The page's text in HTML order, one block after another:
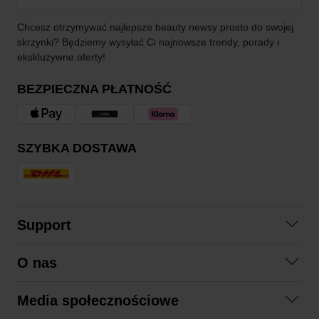
Chcesz otrzymywać najlepsze beauty newsy prosto do swojej
skrzynki? Będziemy wysyłać Ci najnowsze trendy, porady i
ekskluzywne oferty!
BEZPIECZNA PŁATNOŚĆ
SZYBKA DOSTAWA
Support
Regulamin zakupów
O nas
Zrównoważony rozwój
Media społecznościowe